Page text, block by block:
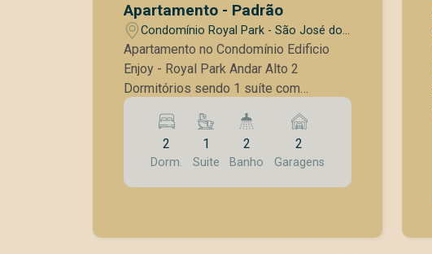
Apartamento - Padrão
Condomínio Royal Park - São José dos
Campos/SP
Apartamento no Condomínio Edificio
Enjoy - Royal Park Andar Alto 2
Dormitórios sendo 1 suíte com
armários planejados 1 Banheiro Social
com gabinete e Box Cozinha americana
com armários planejados Varanda
gourmet com churrasqueira e
fechamento em tela Varanda técnica
2
Dorm.
1
Suite
2
Banho
2
Garagens